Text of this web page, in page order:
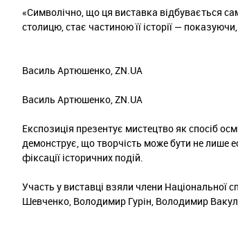
«Символічно, що ця виставка відбувається
столицю, стає частиною її історії —
Василь Артюшенко, ZN.UA
Василь Артюшенко, ZN.UA
Експозиція презентує мистецтво як спосіб
демонструє, що творчість може бути не лише
фіксації історичних подій.
Участь у виставці взяли члени Національної
Шевченко, Володимир Гурін, Володимир